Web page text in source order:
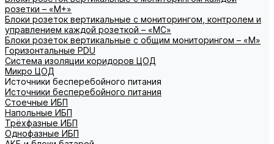
розетки – «М+»
Блоки розеток вертикальные с мониторингом, контролем и
управлением каждой розеткой – «МС»
Блоки розеток вертикальные с общим мониторингом – «М»
Горизонтальные PDU
Система изоляции коридоров ЦОД
Микро ЦОД
Источники бесперебойного питания
Источники бесперебойного питания
Стоечные ИБП
Напольные ИБП
Трёхфазные ИБП
Однофазные ИБП